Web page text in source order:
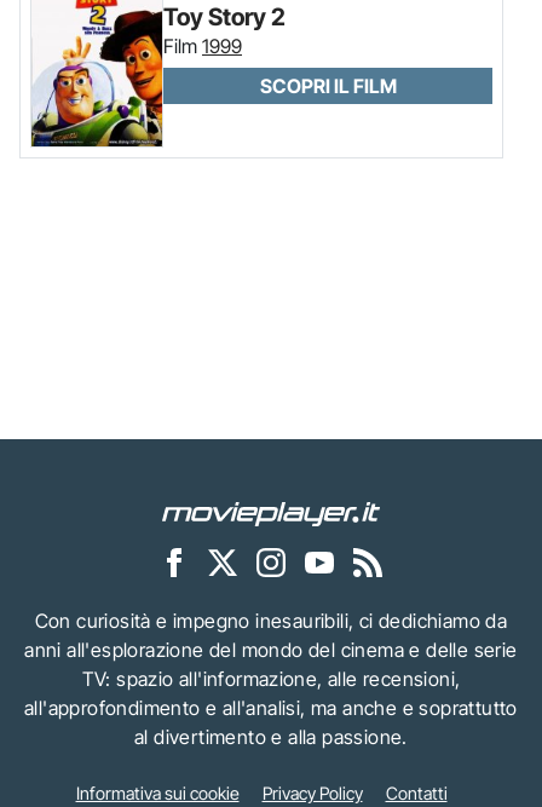
Toy Story 2
Film 1999
SCOPRI IL FILM
Con curiosità e impegno inesauribili, ci dedichiamo da
anni all'esplorazione del mondo del cinema e delle serie
TV: spazio all'informazione, alle recensioni,
all'approfondimento e all'analisi, ma anche e soprattutto
al divertimento e alla passione.
Informativa sui cookie Privacy Policy Contatti